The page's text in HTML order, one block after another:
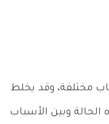
مختلفة، وقد يخلط
وبين الأسباب